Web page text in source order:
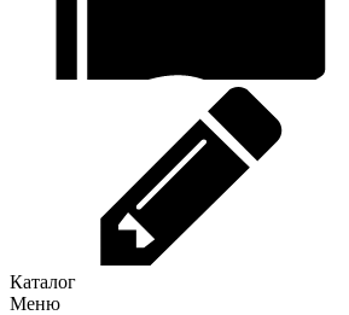
Каталог
Меню